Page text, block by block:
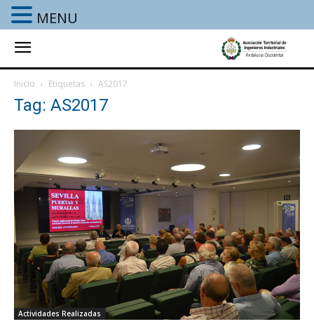
Inicio Etiquetas AS2017
Tag: AS2017
Actividades Realizadas
MENU